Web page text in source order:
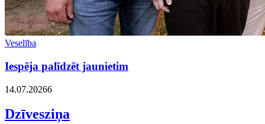
Veselība
Iespēja palīdzēt jaunietim
14.07.20266
Dzīvesziņa